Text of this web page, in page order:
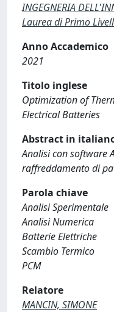
INGEGNERIA
Laurea di Primo
Anno Accademico
2021
Titolo inglese
Optimization of
Electrical Batteries
Abstract in
Analisi con software
raffreddamento di
Parola chiave
Analisi Sperimentale
Analisi Numerica
Batterie Elettriche
Scambio Termico
PCM
Relatore
MANCIN, SIMONE